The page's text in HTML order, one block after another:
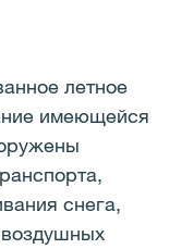
летное
имеющейся
снега,